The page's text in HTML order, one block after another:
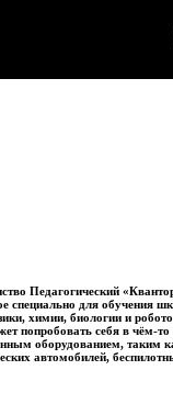
Педагогический
специально для обучения
химии, биологии и
попробовать себя в чём-
оборудованием, таким
автомобилей,